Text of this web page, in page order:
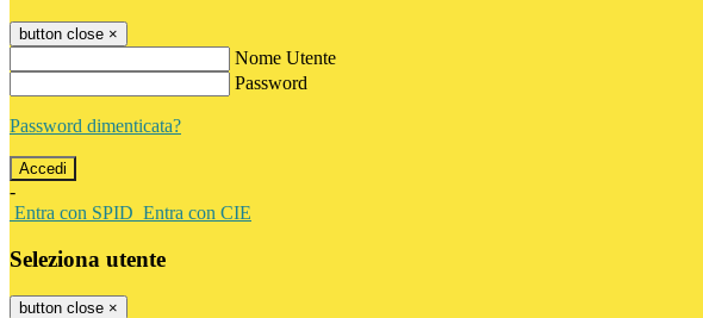
button close ×
Nome Utente
Password
Password dimenticata?
-
Entra con SPID Entra con CIE
Seleziona utente
button close ×